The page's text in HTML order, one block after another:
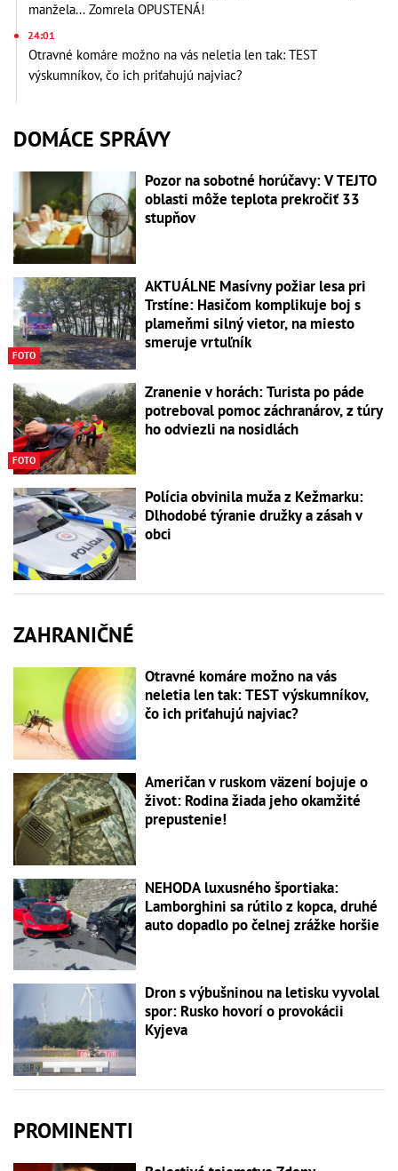
manžela... Zomrela OPUSTENÁ!
24:01
Otravné komáre možno na vás neletia len tak: TEST
výskumníkov, čo ich priťahujú najviac?
DOMÁCE SPRÁVY
Pozor na sobotné horúčavy: V TEJTO
oblasti môže teplota prekročiť 33
stupňov
FOTO
AKTUÁLNE Masívny požiar lesa pri
Trstíne: Hasičom komplikuje boj s
plameňmi silný vietor, na miesto
smeruje vrtuľník
FOTO
Zranenie v horách: Turista po páde
potreboval pomoc záchranárov, z túry
ho odviezli na nosidlách
Polícia obvinila muža z Kežmarku:
Dlhodobé týranie družky a zásah v
obci
ZAHRANIČNÉ
Otravné komáre možno na vás
neletia len tak: TEST výskumníkov,
čo ich priťahujú najviac?
Američan v ruskom väzení bojuje o
život: Rodina žiada jeho okamžité
prepustenie!
NEHODA luxusného športiaka:
Lamborghini sa rútilo z kopca, druhé
auto dopadlo po čelnej zrážke horšie
Dron s výbušninou na letisku vyvolal
spor: Rusko hovorí o provokácii
Kyjeva
PROMINENTI